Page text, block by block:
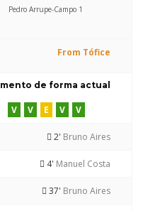
Pedro Arrupe-Campo 1
From Tófice
de forma actual
V V E V V
2' Bruno Aires
4' Manuel Costa
37' Bruno Aires